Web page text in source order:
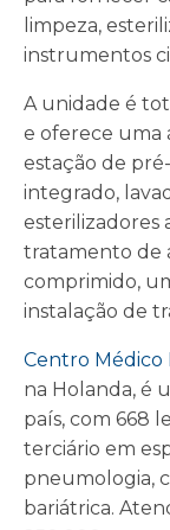
limpeza,
instrumentos
A unidade é
e oferece uma
estação de
integrado,
esterilizadores
tratamento de
comprimido,
instalação de
Centro
na Holanda, é
país, com 668
terciário em
pneumologia,
bariátrica.